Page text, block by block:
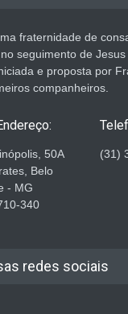
fraternidade de
seguimento de
e proposta por
companheiros.
50A
Belo
- MG
340
(31)
redes sociais